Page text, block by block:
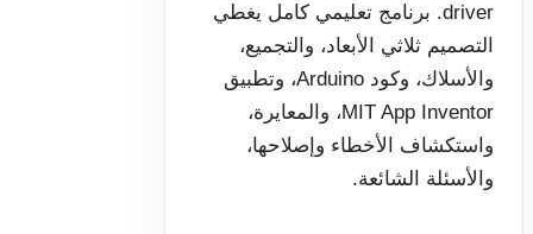
driver. برنامج تعليمي كامل يغطي
التصميم ثلاثي الأبعاد، والتجميع،
والأسلاك، وكود Arduino، وتطبيق
MIT App Inventor، والمعايرة،
واستكشاف الأخطاء وإصلاحها،
والأسئلة الشائعة.